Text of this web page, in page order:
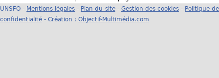
u
UNSFO - Mentions légales - Plan du site- Gestion des cookies- Politique de
confidentialité - Création : Objectif-Multimédia.com